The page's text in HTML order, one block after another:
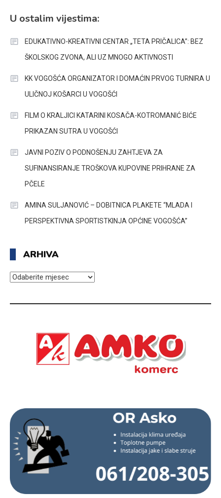
U ostalim vijestima:
EDUKATIVNO-KREATIVNI CENTAR „TETA PRIČALICA”: BEZ
ŠKOLSKOG ZVONA, ALI UZ MNOGO AKTIVNOSTI
KK VOGOŠĆA ORGANIZATOR I DOMAĆIN PRVOG TURNIRA U
ULIČNOJ KOŠARCI U VOGOŠĆI
FILM O KRALJICI KATARINI KOSAČA-KOTROMANIĆ BIĆE
PRIKAZAN SUTRA U VOGOŠĆI
JAVNI POZIV O PODNOŠENJU ZAHTJEVA ZA
SUFINANSIRANJE TROŠKOVA KUPOVINE PRIHRANE ZA
PČELE
AMINA SULJANOVIĆ – DOBITNICA PLAKETE “MLADA I
PERSPEKTIVNA SPORTISTKINJA OPĆINE VOGOŠĆA”
ARHIVA
ARHIVA